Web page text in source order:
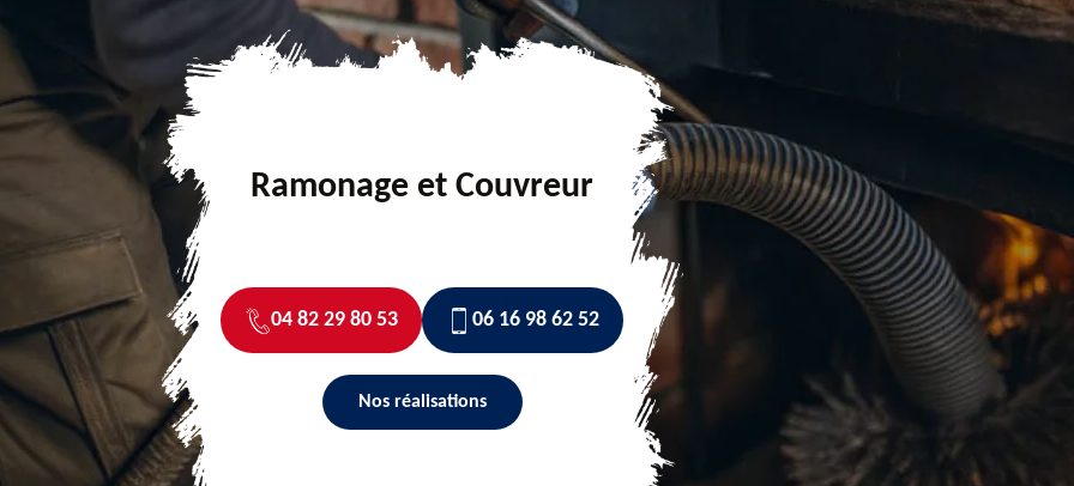
Ramonage et Couvreur
04 82 29 80 53 06 16 98 62 52
Nos réalisations